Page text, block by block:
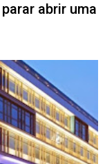
abrir uma